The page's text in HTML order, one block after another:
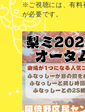
※ご視聴には、有料
が必要です。